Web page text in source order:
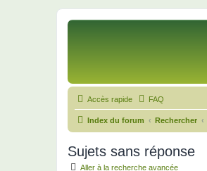
Accès rapide FAQ
Index du forum Rechercher
Sujets sans réponse
Aller à la recherche avancée